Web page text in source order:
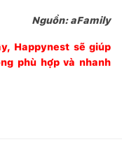
Nguồn: aFamily
Happynest sẽ giúp
phù hợp và nhanh